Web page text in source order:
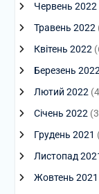
Червень 2022
Травень 2022
Квітень 2022
Березень 2022
Лютий 2022
Січень 2022
Грудень 2021
Листопад
Жовтень 2021